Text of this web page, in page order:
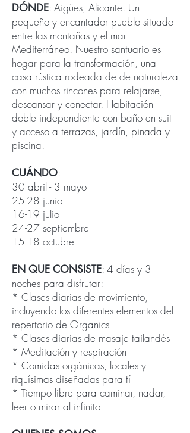
DÓNDE: Aigües, Alicante. Un
pequeño y encantador pueblo situado
entre las montañas y el mar
Mediterráneo. Nuestro santuario es
hogar para la transformación, una
casa rústica rodeada de de naturaleza
con muchos rincones para relajarse,
descansar y conectar. Habitación
doble independiente con baño en suit
y acceso a terrazas, jardín, pinada y
piscina.
CUÁNDO:
30 abril - 3 mayo
25-28 junio
16-19 julio
24-27 septiembre
15-18 octubre
EN QUE CONSISTE: 4 días y 3
noches para disfrutar:
* Clases diarias de movimiento,
incluyendo los diferentes elementos del
repertorio de Organics
* Clases diarias de masaje tailandés
* Meditación y respiración
* Comidas orgánicas, locales y
riquísimas diseñadas para tí
* Tiempo libre para caminar, nadar,
leer o mirar al infinito